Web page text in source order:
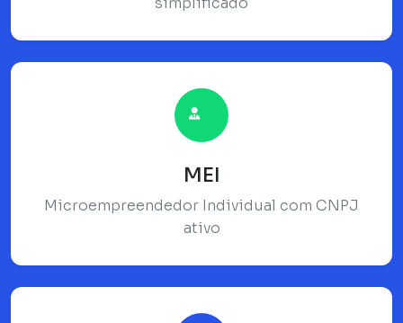
MEI
Microempreendedor Individual com CNPJ
ativo